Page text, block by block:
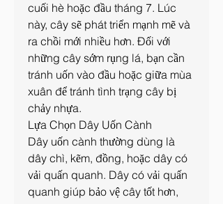
cuối hè hoặc đầu tháng 7. Lúc
này, cây sẽ phát triển mạnh mẽ và
ra chồi mới nhiều hơn. Đối với
những cây sớm rụng lá, bạn cần
tránh uốn vào đầu hoặc giữa mùa
xuân để tránh tình trạng cây bị
chảy nhựa.
Lựa Chọn Dây Uốn Cành
Dây uốn cành thường dùng là
dây chì, kẽm, đồng, hoặc dây có
vải quấn quanh. Dây có vải quấn
quanh giúp bảo vệ cây tốt hơn,